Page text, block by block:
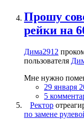
Прошу
рейки на
Дима2912
пользователя
Мне нужно
29 января
5
Ректор
по замене